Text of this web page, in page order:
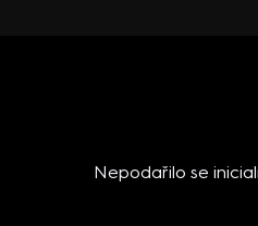
Nepodařilo se